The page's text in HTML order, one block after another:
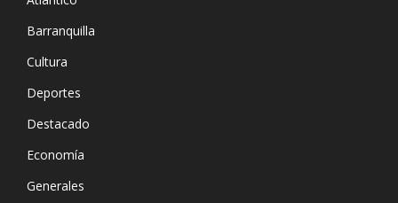
Barranquilla
Cultura
Deportes
Destacado
Economía
Generales